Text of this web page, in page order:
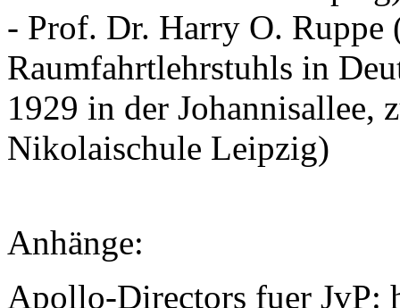
- Prof. Dr. Harry O. Ruppe
Raumfahrtlehrstuhls in
1929 in der Johannisallee,
Nikolaischule Leipzig)
Anhänge:
Apollo-Directors fuer JvP: